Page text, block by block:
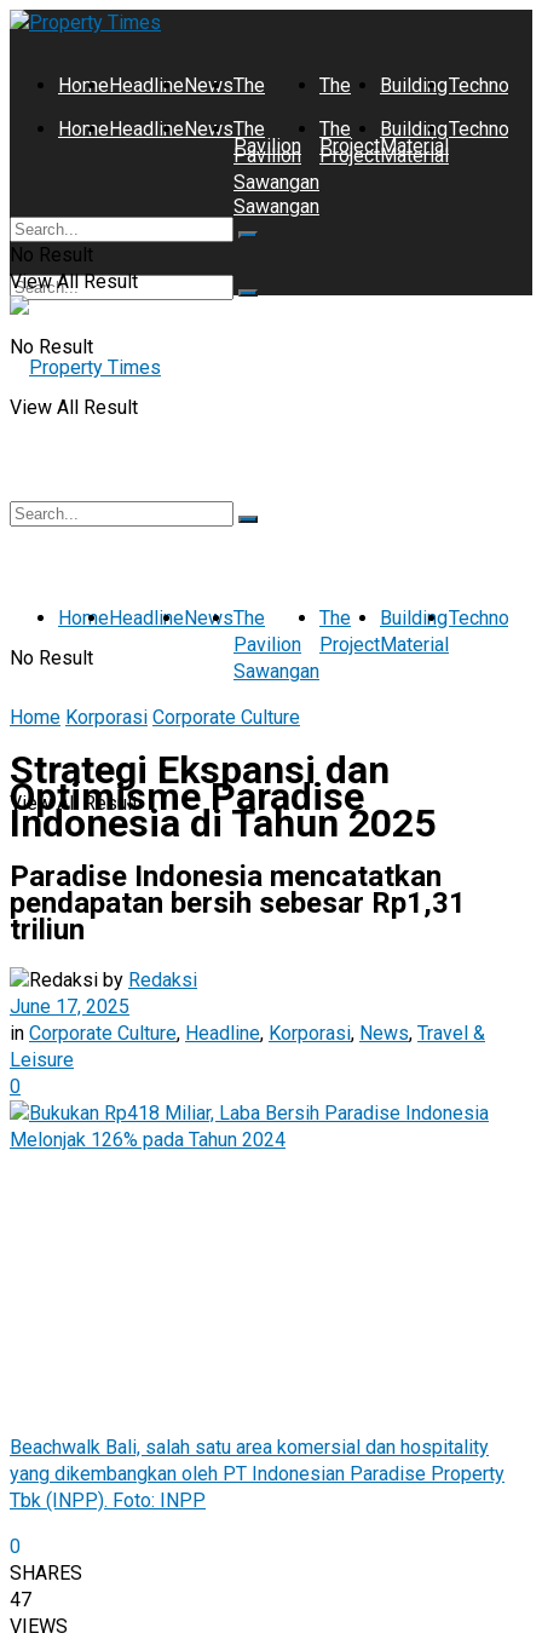
HomeHeadlineNewsThe
Pavilion
Sawangan
The
Project
Building
Material
No Result
View All Result
HomeHeadlineNewsThe
Pavilion
Sawangan
The
Project
Building
Material
No Result
View All Result
No Result
View All Result
HomeHeadlineNewsThe
Pavilion
Sawangan
The
Project
Building
Material
Home Korporasi Corporate Culture
Strategi Ekspansi dan
Optimisme Paradise
Indonesia di Tahun 2025
Paradise Indonesia mencatatkan
pendapatan bersih sebesar Rp1,31
triliun
by Redaksi
June 17, 2025
in Corporate Culture, Headline, Korporasi, News, Travel &
Leisure
0
Beachwalk Bali, salah satu area komersial dan hospitality
yang dikembangkan oleh PT Indonesian Paradise Property
Tbk (INPP). Foto: INPP
0
SHARES
47
VIEWS